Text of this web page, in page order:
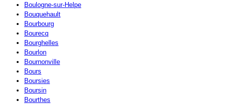
Boulogne-sur-Helpe
Bouquehault
Bourbourg
Bourecq
Bourghelles
Bourlon
Bournonville
Bours
Boursies
Boursin
Bourthes